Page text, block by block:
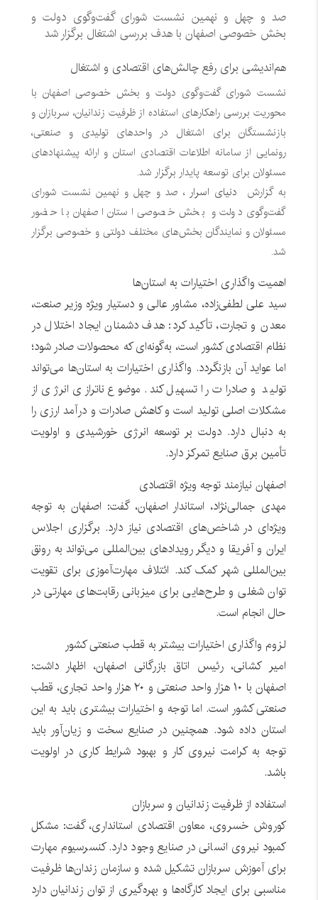
صد و چهل و نهمین نشست شورای گفت‌وگوی دولت و
بخش خصوصی اصفهان با هدف بررسی اشتغال برگزار شد
هم‌اندیشی برای رفع چالش‌های اقتصادی و اشتغال
نشست شورای گفت‌وگوی دولت و بخش خصوصی اصفهان با
محوریت بررسی راهکارهای استفاده از ظرفیت زندانیان، سربازان و
بازنشستگان برای اشتغال در واحدهای تولیدی و صنعتی،
رونمایی از سامانه اطلاعات اقتصادی استان و ارائه پیشنهادهای
مسئولان برای توسعه پایدار برگزار شد.
به گزارش
دنیای اسرار ، صد و چهل و نهمین نشست شورای
گفت‌وگوی دولت و بخش خصوصی استان اصفهان با حضور
مسئولان و نمایندگان بخش‌های مختلف دولتی و خصوصی برگزار
شد.
اهمیت واگذاری اختیارات به استان‌ها
سید علی لطفی‌زاده، مشاور عالی و دستیار ویژه وزیر صنعت،
معدن و تجارت، تأکید کرد: هدف دشمنان ایجاد اختلال در
نظام اقتصادی کشور است، به‌گونه‌ای که محصولات صادر شود؛
اما عواید آن بازنگردد. واگذاری اختیارات به استان‌ها می‌تواند
تولید و صادرات را تسهیل کند. موضوع ناترازی انرژی از
مشکلات اصلی تولید است و کاهش صادرات و درآمد ارزی را
به دنبال دارد. دولت بر توسعه انرژی خورشیدی و اولویت
تأمین برق صنایع تمرکز دارد.
اصفهان نیازمند توجه ویژه اقتصادی
مهدی جمالی‌نژاد، استاندار اصفهان، گفت: اصفهان به توجه
ویژه‌ای در شاخص‌های اقتصادی نیاز دارد. برگزاری اجلاس
ایران و آفریقا و دیگر رویدادهای بین‌المللی می‌تواند به رونق
بین‌المللی شهر کمک کند. ائتلاف مهارت‌آموزی برای تقویت
توان شغلی و طرح‌هایی برای میزبانی رقابت‌های مهارتی در
حال انجام است.
لزوم واگذاری اختیارات بیشتر به قطب صنعتی کشور
امیر کشانی، رئیس اتاق بازرگانی اصفهان، اظهار داشت:
اصفهان با ۱۰ هزار واحد صنعتی و ۲۰ هزار واحد تجاری، قطب
صنعتی کشور است. اما توجه و اختیارات بیشتری باید به این
استان داده شود. همچنین در صنایع سخت و زیان‌آور باید
توجه به کرامت نیروی کار و بهبود شرایط کاری در اولویت
باشد.
استفاده از ظرفیت زندانیان و سربازان
کوروش خسروی، معاون اقتصادی استانداری، گفت: مشکل
کمبود نیروی انسانی در صنایع وجود دارد. کنسرسیوم مهارت
برای آموزش سربازان تشکیل شده و سازمان زندان‌ها ظرفیت
مناسبی برای ایجاد کارگاه‌ها و بهره‌گیری از توان زندانیان دارد